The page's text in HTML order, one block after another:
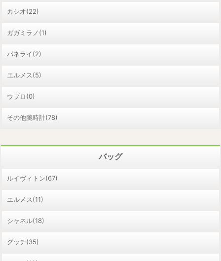
カシオ(22)
ガガミラノ(1)
パネライ(2)
エルメス(5)
ウブロ(0)
その他腕時計(78)
バッグ
ルイヴィトン(67)
エルメス(11)
シャネル(18)
グッチ(35)